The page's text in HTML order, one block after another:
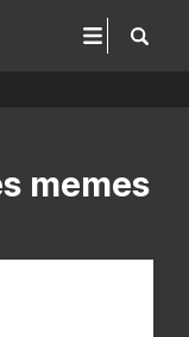
memes